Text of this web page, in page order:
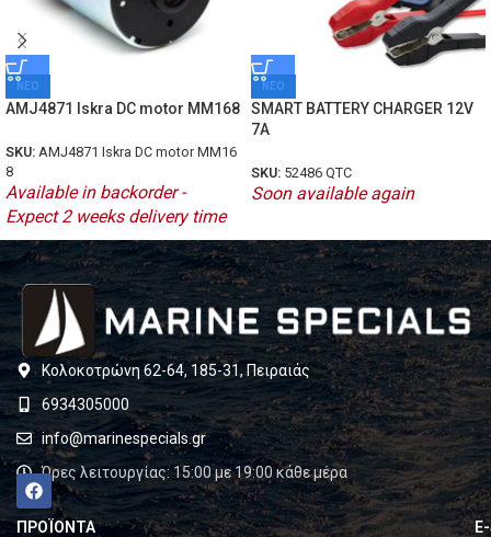
ΝΕΟ
AMJ4871 Iskra DC motor MM168
SKU: AMJ4871 Iskra DC motor MM16
8
Available in backorder -
Expect 2 weeks delivery time
ΝΕΟ
SMART BATTERY CHARGER 12V
7A
SKU: 52486 QTC
Soon available again
Κολοκοτρώνη 62-64, 185-31, Πειραιάς
6934305000
info@marinespecials.gr
Ώρες λειτουργίας: 15:00 με 19:00 κάθε μέρα
ΠΡΟΪΟΝΤΑ